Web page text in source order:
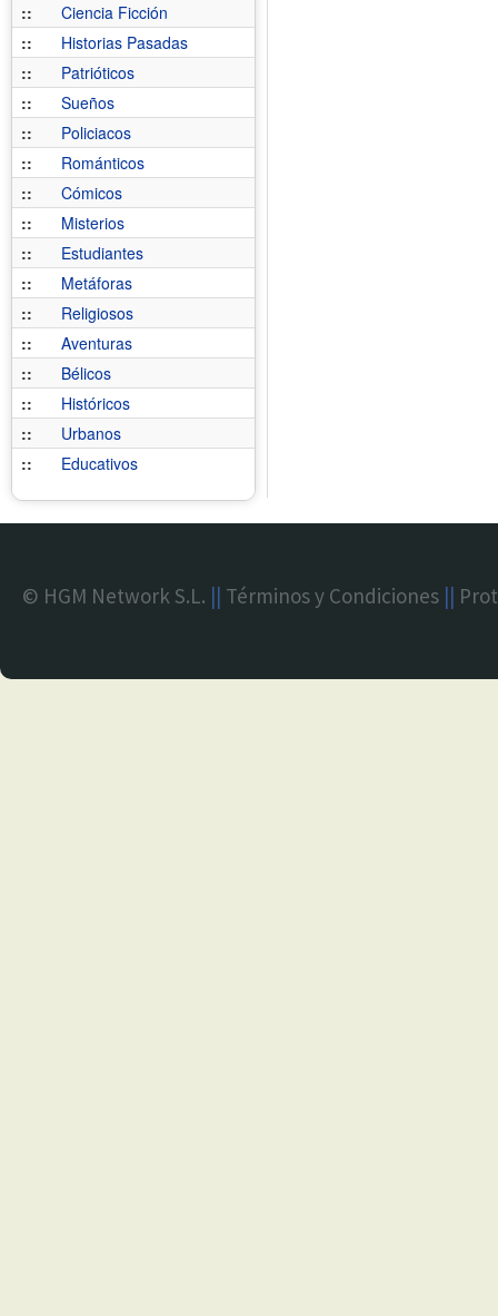
::
Ciencia Ficción
::
Historias Pasadas
::
Patrióticos
::
Sueños
::
Policiacos
::
Románticos
::
Cómicos
::
Misterios
::
Estudiantes
::
Metáforas
::
Religiosos
::
Aventuras
::
Bélicos
::
Históricos
::
Urbanos
::
Educativos
© HGM Network S.L. || Términos y Condiciones ||